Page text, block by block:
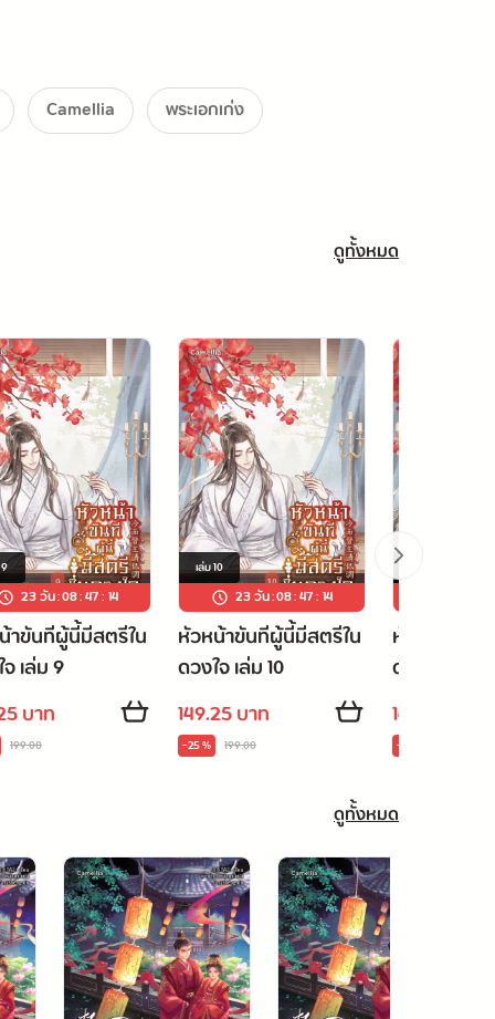
Camellia
พระเอกเก่ง
ดูทั้งหมด
9
23 วัน:08:47:13
าขันทีผู้นี้มีสตรีใน
เล่ม 9
บาท
199.00
เล่ม10
23 วัน:08:47:13
หัวหน้าขันทีผู้นี้มีสตรีใน
ดวงใจ เล่ม 10
149.25 บาท
-25 % 199.00
หัวหน้าขันที
ดวงใจ เล่ม 11
149.25 บาท
-25 %
ดูทั้งหมด